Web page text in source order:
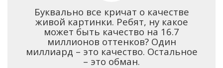
Буквально все кричат о качестве
живой картинки. Ребят, ну какое
может быть качество на 16.7
миллионов оттенков? Один
миллиард – это качество. Остальное
– это обман.